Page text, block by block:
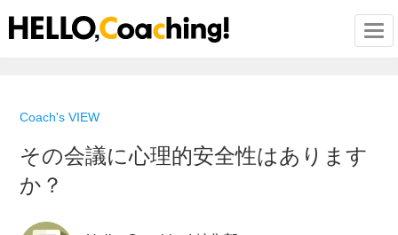
Coach's VIEW
その会議に心理的安全性はあります
か？